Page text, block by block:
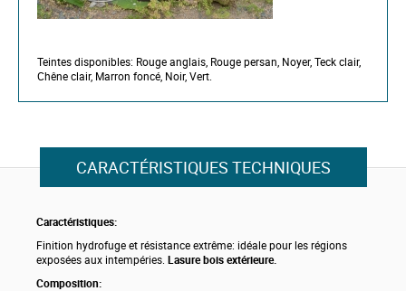
Teintes disponibles: Rouge anglais, Rouge persan, Noyer, Teck clair,
Chêne clair, Marron foncé, Noir, Vert.
CARACTÉRISTIQUES TECHNIQUES
Caractéristiques:
Finition hydrofuge et résistance extrême: idéale pour les régions
exposées aux intempéries. L asure boisextérieure.
Composition: